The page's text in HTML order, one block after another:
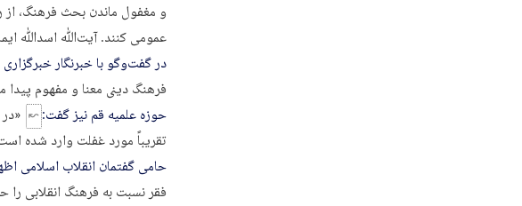
و مغفول ماندن بحث فرهنگ، از
عمومی کنند. آیت‌ﷲ اسدﷲ
در گفت‌وگو با خبرنگار
فرهنگ دینی معنا و مفهوم پیدا
حوزه علمیه قم نیز گفت:
تقریباً مورد غفلت وارد شده
حامی گفتمان انقلاب اسلامی
فقر نسبت به فرهنگ انقلابی